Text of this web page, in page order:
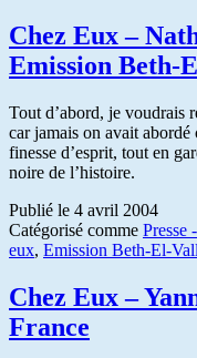
Chez Eux –
Emission Beth-
Tout d’abord, je voudrais
car jamais on avait abordé
finesse d’esprit, tout en
noire de l’histoire.
Publié le 4 avril 2004
Catégorisé comme Presse
eux, Emission Beth-El-
Chez Eux –
France